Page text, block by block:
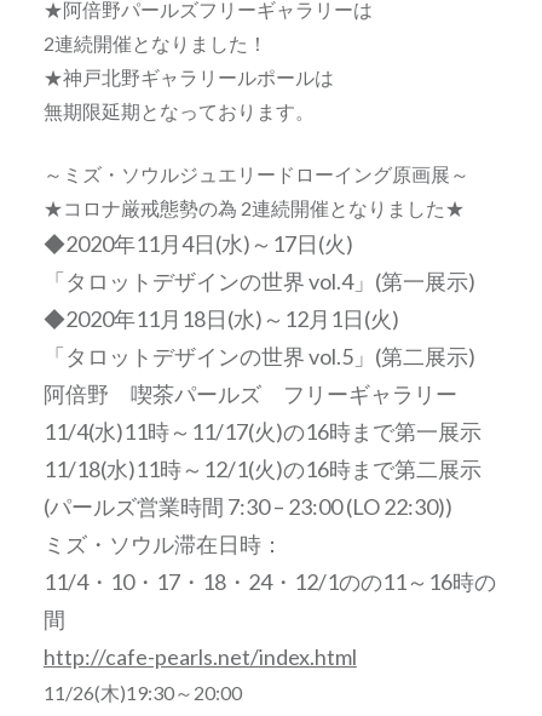
★阿倍野パールズフリーギャラリーは
2連続開催となりました！
★神戸北野ギャラリールポールは
無期限延期となっております。
～ミズ・ソウルジュエリードローイング原画展～
★コロナ厳戒態勢の為 2連続開催となりました★
◆2020年11月4日(水)～17日(火)
「タロットデザインの世界 vol.4」 (第一展示)
◆2020年11月18日(水)～12月1日(火)
「タロットデザインの世界 vol.5」 (第二展示)
阿倍野 喫茶パールズ フリーギャラリー
11/4(水)11時～11/17(火)の16時まで第一展示
11/18(水)11時～12/1(火)の16時まで第二展示
(パールズ営業時間 7:30 – 23:00 (LO 22:30))
ミズ・ソウル滞在日時：
11/4・10・17・18・24・12/1のの11～16時の
間
http://cafe-pearls.net/index.html
11/26(木)19:30～20:00